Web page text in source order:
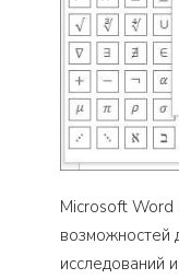
Microsoft Word
возможностей
исследований